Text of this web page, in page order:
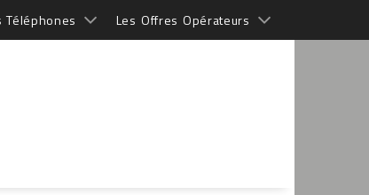
Téléphones Les Offres Opérateurs